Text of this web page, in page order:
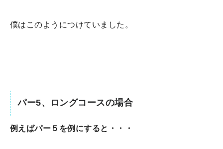
僕はこのようにつけていました。
パー5、ロングコースの場合
例えばパー５を例にすると・・・